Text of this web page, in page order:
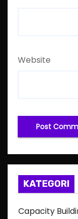
Website
KATEGORI
Capacity